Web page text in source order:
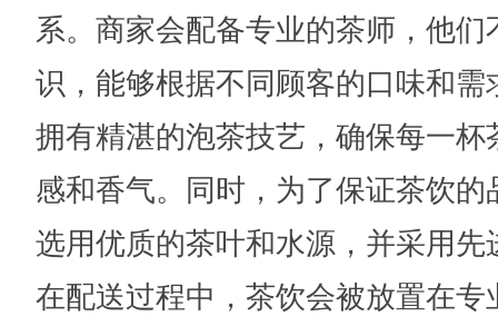
系。商家会配备专业的茶师，他
识，能够根据不同顾客的口味和
拥有精湛的泡茶技艺，确保每一
感和香气。同时，为了保证茶饮
选用优质的茶叶和水源，并采用
在配送过程中，茶饮会被放置在